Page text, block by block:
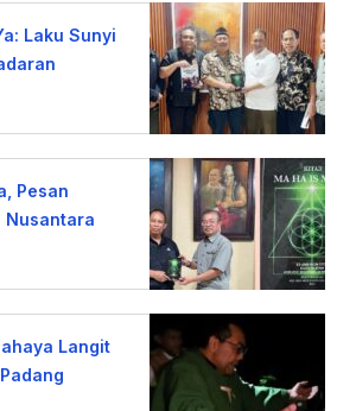
Laku Sunyi
Pesan
Nusantara
Langit